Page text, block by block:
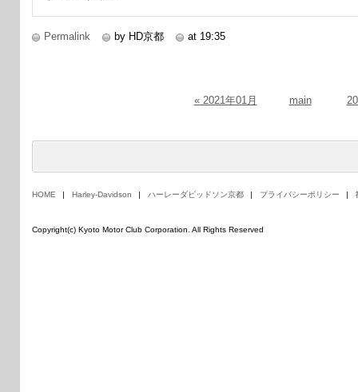
Permalink by HD京都 at 19:35
« 2021年01月 main
HOME Harley-Davidson ハーレーダビッドソン京都 プライバシーポリシー
Copyright(c) Kyoto Motor Club Corporation. All Rights Reserved